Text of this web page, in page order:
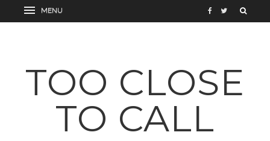
TOO CLOSE
TO CALL